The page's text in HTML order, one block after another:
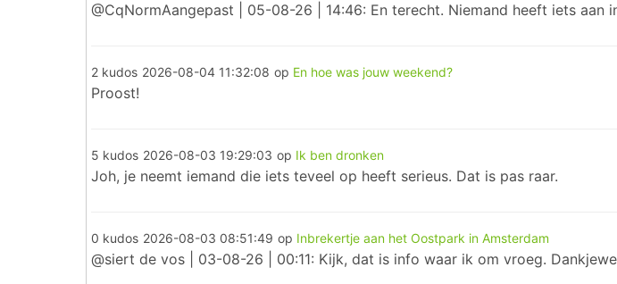
@CqNormAangepast | 05-08-26 | 14:46: En terecht. Niemand heeft iets aan
2 kudos 2026-08-04 11:32:08 op En hoe was jouw weekend?
Proost!
5 kudos 2026-08-03 19:29:03 op Ik ben dronken
Joh, je neemt iemand die iets teveel op heeft serieus. Dat is pas raar.
0 kudos 2026-08-03 08:51:49 op Inbrekertje aan het Oostpark in Amsterdam
@siert de vos | 03-08-26 | 00:11: Kijk, dat is info waar ik om vroeg.